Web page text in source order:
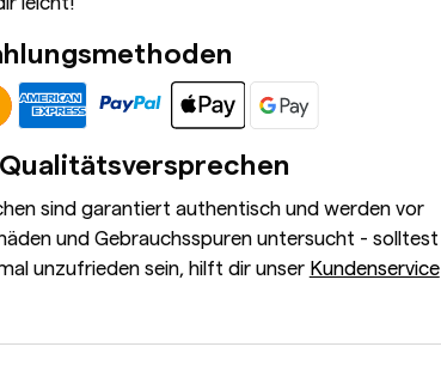
sind garantiert authentisch und werden vor
und Gebrauchsspuren untersucht - solltest
unzufrieden sein, hilft dir unser Kundenservice